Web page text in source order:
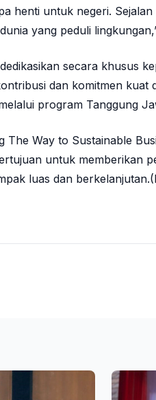
henti untuk negeri.
yang peduli
secara khusus
dan komitmen kuat
program Tanggung
The Way to Sustainable
untuk memberikan
luas dan